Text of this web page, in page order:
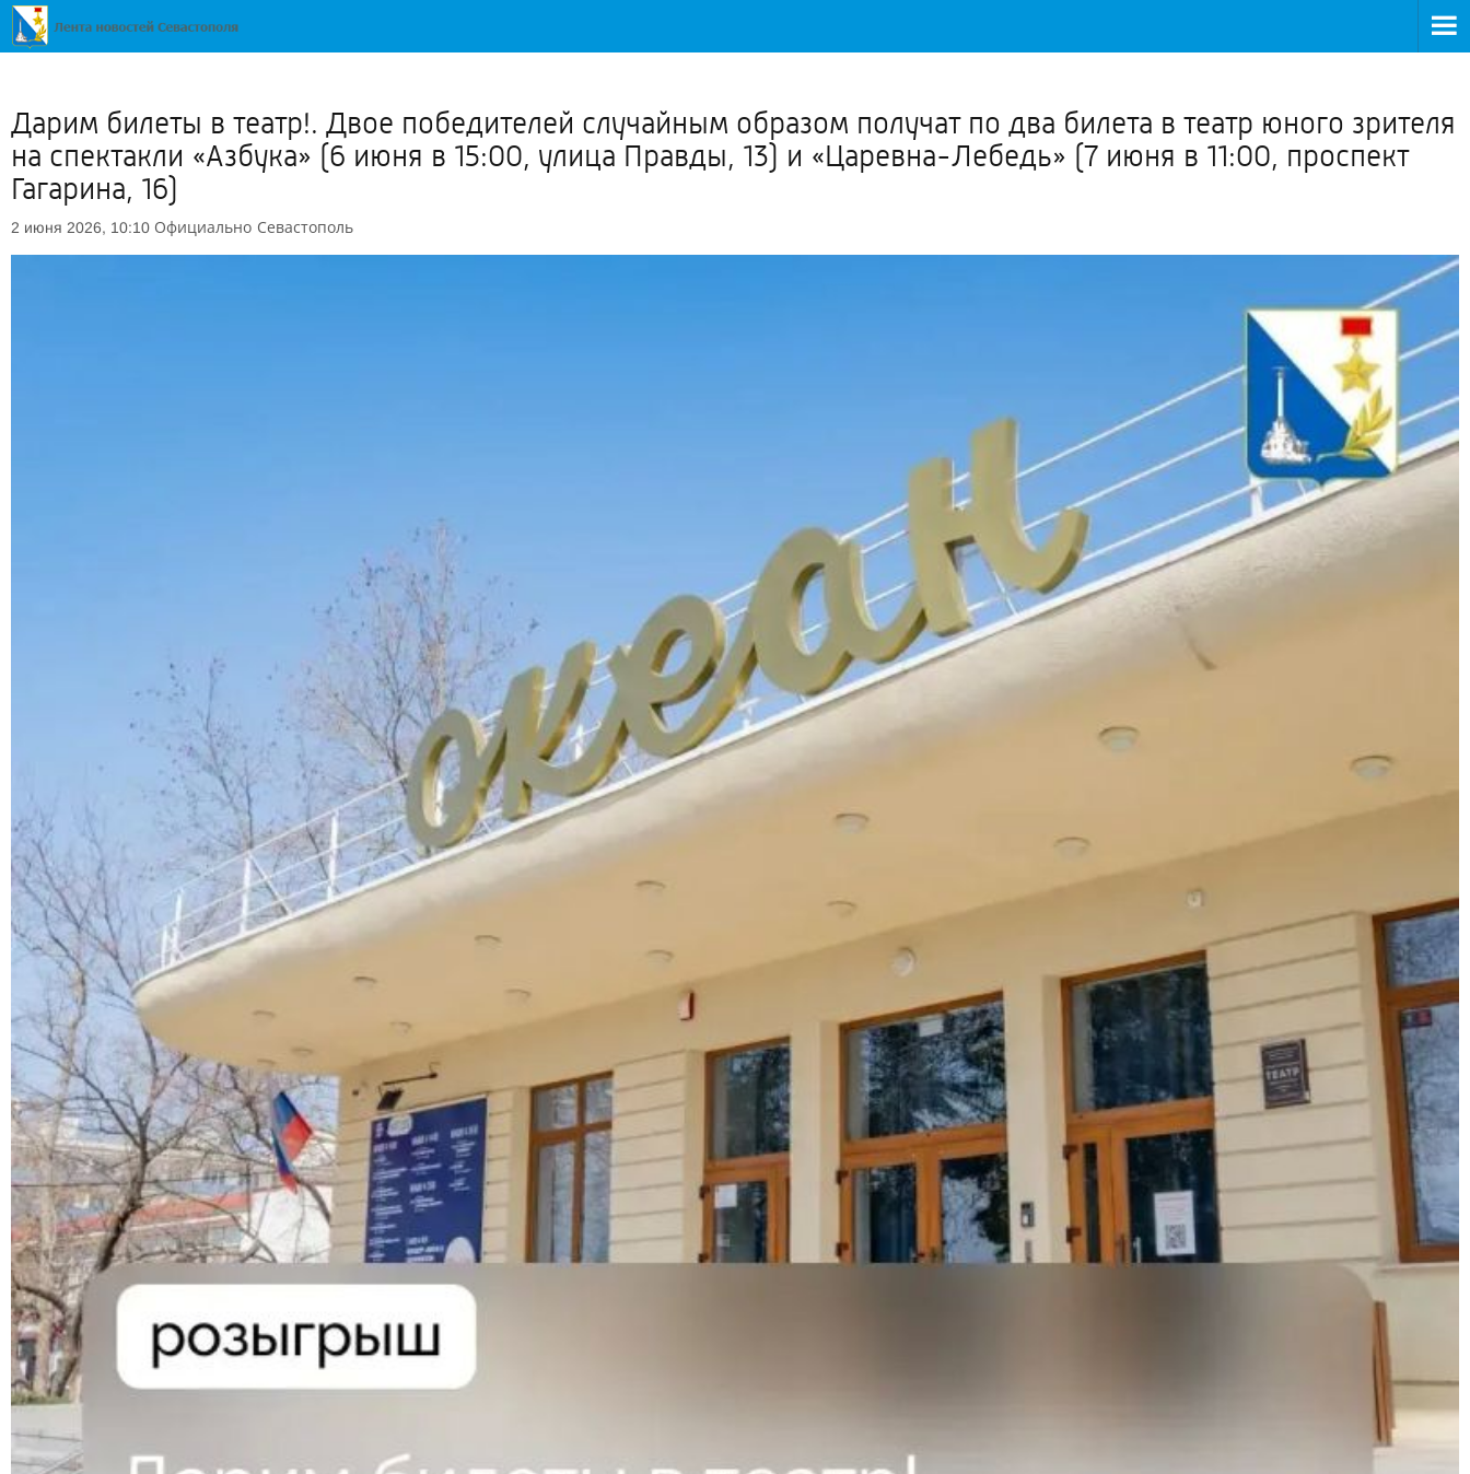
Дарим билеты в театр!. Двое победителей случайным образом получат по два билета в театр юного зрителя
на спектакли «Азбука» (6 июня в 15:00, улица Правды, 13) и «Царевна-Лебедь» (7 июня в 11:00, проспект
Гагарина, 16)
2 июня 2026, 10:10 Официально Севастополь